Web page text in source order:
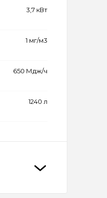
3,7 кВт
1 мг/м3
650 Мдж/ч
1240 л